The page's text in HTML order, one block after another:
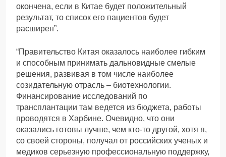
окончена, если в Китае будет положительный
результат, то список его пациентов будет
расширен”.
“Правительство Китая оказалось наиболее гибким
и способным принимать дальновидные смелые
решения, развивая в том числе наиболее
созидательную отрасль – биотехнологии.
Финансирование исследований по
трансплантации там ведется из бюджета, работы
проводятся в Харбине. Очевидно, что они
оказались готовы лучше, чем кто-то другой, хотя я,
со своей стороны, получал от российских ученых и
медиков серьезную профессиональную поддержку,